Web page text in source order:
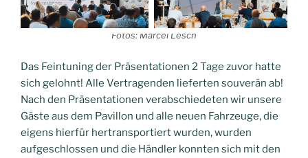
Fotos: Marcel Lesch
Das Feintuning der Präsentationen 2 Tage zuvor hatte
sich gelohnt! Alle Vertragenden lieferten souverän ab!
Nach den Präsentationen verabschiedeten wir unsere
Gäste aus dem Pavillon und alle neuen Fahrzeuge, die
eigens hierfür hertransportiert wurden, wurden
aufgeschlossen und die Händler konnten sich mit den